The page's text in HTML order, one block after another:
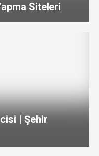
Siteleri
| Şehir